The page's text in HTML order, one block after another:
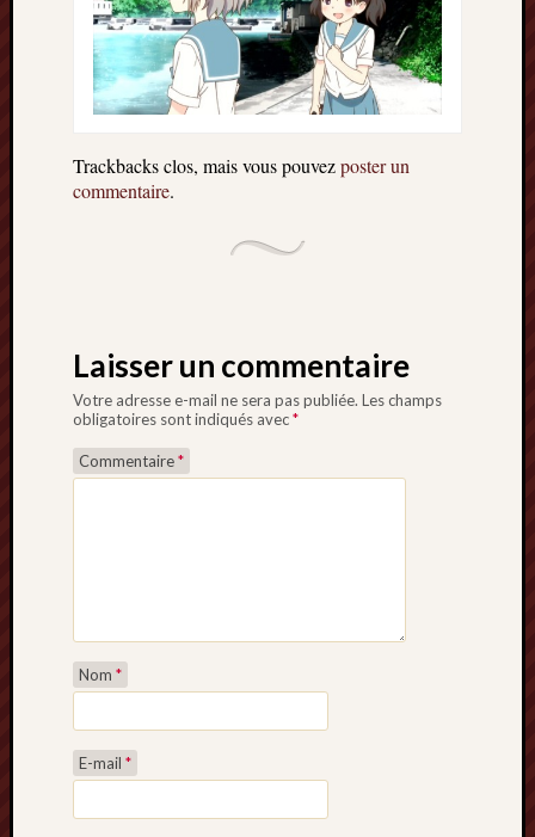
Trackbacks clos, mais vous pouvezposter un
commentaire.
Laisser un commentaire
Votre adresse e-mail ne sera pas publiée. Les champs
obligatoires sont indiqués avec*
Commentaire*
Nom *
E-mail *